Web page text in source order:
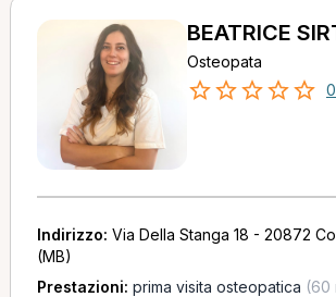
BEATRICE
Osteopata
Indirizzo: Via Della Stanga 18 - 20872
(MB)
Prestazioni: prima visita osteopatica (60